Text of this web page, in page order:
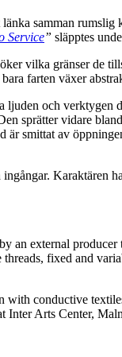
samman
Service” släpptes
vilka gränser de
farten växer
och verktygen
sprätter vidare
smittat av
Karaktären
an external
fixed and
conductive
Inter Arts Center,